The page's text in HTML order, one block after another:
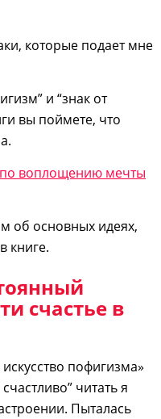
которые подает мне
и “знак от
вы поймете, что
воплощению мечты
об основных идеях,
книге.
счастье в
пофигизма»
читатья
Пыталась